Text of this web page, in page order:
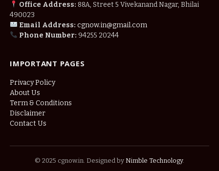
Office Address: 88A, Street 5 Vivekanand Nagar, Bhilai
490023
Email Address: cgnow.in@gmail.com
Phone Number: 94255 20244
IMPORTANT PAGES
Privacy Policy
About Us
Term & Conditions
Disclaimer
Contact Us
© 2025 cgnow.in. Designed by Nimble Technology.